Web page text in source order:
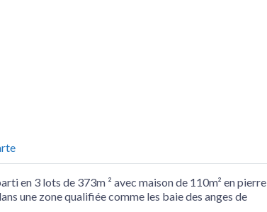
en 3 lots de 373m ² avec maison de 110m² en pierre
une zone qualifiée comme les baie des anges de